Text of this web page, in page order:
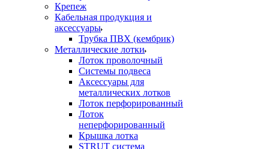
Крепеж
Кабельная продукция и
аксессуары
Трубка ПВХ (кембрик)
Металлические лотки
Лоток проволочный
Системы подвеса
Аксессуары для
металлических лотков
Лоток перфорированный
Лоток
неперфорированный
Крышка лотка
STRUT система